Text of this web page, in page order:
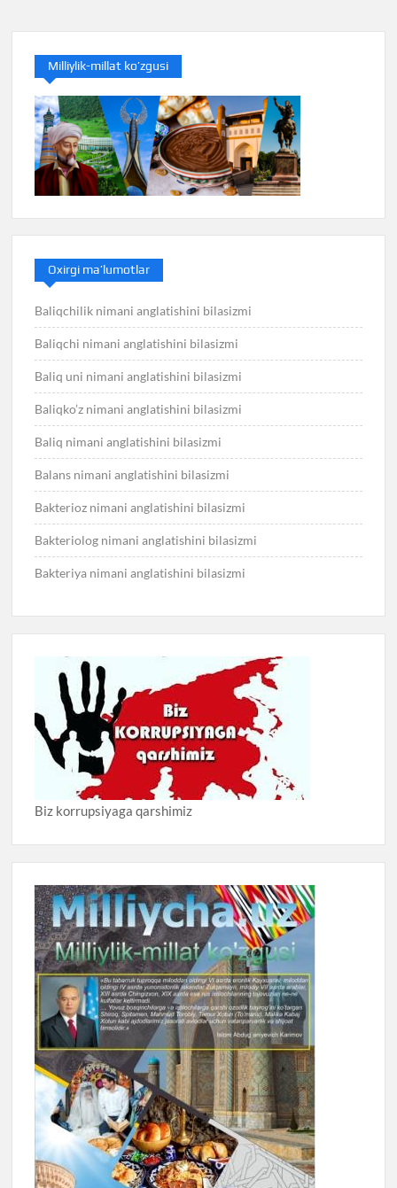
Milliylik-millat ko’zgusi
Oxirgi ma’lumotlar
Baliqchilik nimani anglatishini bilasizmi
Baliqchi nimani anglatishini bilasizmi
Baliq uni nimani anglatishini bilasizmi
Baliqko’z nimani anglatishini bilasizmi
Baliq nimani anglatishini bilasizmi
Balans nimani anglatishini bilasizmi
Bakterioz nimani anglatishini bilasizmi
Bakteriolog nimani anglatishini bilasizmi
Bakteriya nimani anglatishini bilasizmi
Biz korrupsiyaga qarshimiz